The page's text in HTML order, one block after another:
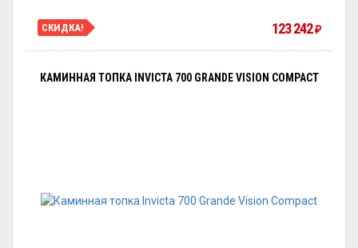
СКИДКА! 123 242 ₽
КАМИННАЯ ТОПКА INVICTA 700 GRANDE VISION COMPACT